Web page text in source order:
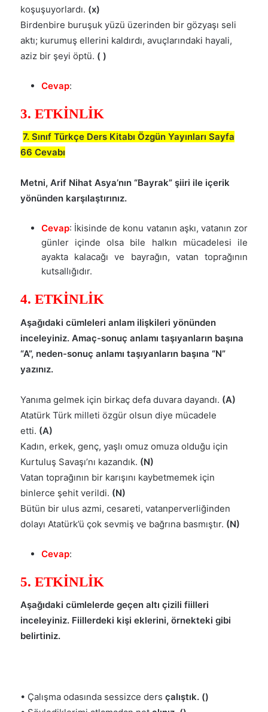
koşuşuyorlardı. (x)
Birdenbire buruşuk yüzü üzerinden bir gözyaşı seli
aktı; kurumuş ellerini kaldırdı, avuçlarındaki hayali,
aziz bir şeyi öptü. ( )
Cevap:
3. ETKİNLİK
7. Sınıf Türkçe Ders Kitabı Özgün Yayınları Sayfa
66 Cevabı
Metni, Arif Nihat Asya’nın “Bayrak” şiiri ile içerik
yönünden karşılaştırınız.
Cevap: İkisinde de konu vatanın aşkı, vatanın zor
günler içinde olsa bile halkın mücadelesi ile
ayakta kalacağı ve bayrağın, vatan toprağının
kutsallığıdır.
4. ETKİNLİK
Aşağıdaki cümleleri anlam ilişkileri yönünden
inceleyiniz. Amaç-sonuç anlamı taşıyanların başına
“A”, neden-sonuç anlamı taşıyanların başına “N”
yazınız.
Yanıma gelmek için birkaç defa duvara dayandı. (A)
Atatürk Türk milleti özgür olsun diye mücadele
etti. (A)
Kadın, erkek, genç, yaşlı omuz omuza olduğu için
Kurtuluş Savaşı’nı kazandık. (N)
Vatan toprağının bir karışını kaybetmemek için
binlerce şehit verildi. (N)
Bütün bir ulus azmi, cesareti, vatanperverliğinden
dolayı Atatürk’ü çok sevmiş ve bağrına basmıştır. (N)
Cevap:
5. ETKİNLİK
Aşağıdaki cümlelerde geçen altı çizili fiilleri
inceleyiniz. Fiillerdeki kişi eklerini, örnekteki gibi
belirtiniz.
• Çalışma odasında sessizce dersçalıştık. ()